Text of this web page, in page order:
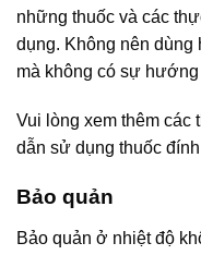
những thuốc và các
dụng. Không nên
mà không có sự
Vui lòng xem thêm các
dẫn sử dụng thuốc
Bảo quản
Bảo quản ở nhiệt độ